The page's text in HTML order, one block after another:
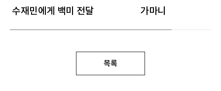
수재민에게 백미 전달 가마니
목록